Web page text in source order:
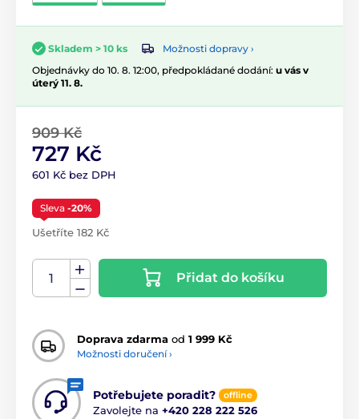
Skladem > 10 ks
Možnosti dopravy ›
Objednávky do 10. 8. 12:00, předpokládané dodání: u vás v
úterý 11. 8.
909 Kč
727 Kč
601 Kč bez DPH
Sleva -20%
Ušetříte 182 Kč
Přidat do košíku
Doprava zdarma od 1 999 Kč
Možnosti doručení ›
Potřebujete poradit? offline
Zavolejte na +420 228 222 526